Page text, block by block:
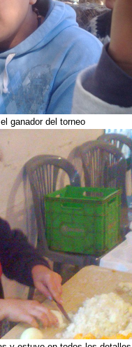
ganador del torneo